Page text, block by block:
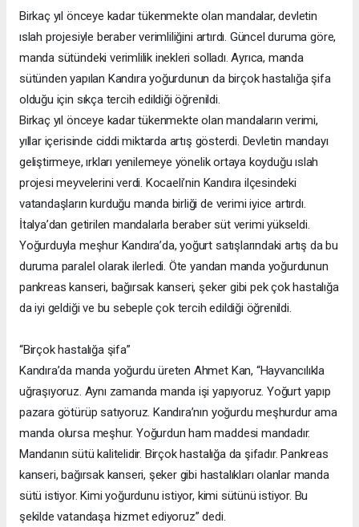
Birkaç yıl önceye kadar tükenmekte olan mandalar, devletin
ıslah projesiyle beraber verimliliğini artırdı. Güncel duruma göre,
manda sütündeki verimlilik inekleri solladı. Ayrıca, manda
sütünden yapılan Kandıra yoğurdunun da birçok hastalığa şifa
olduğu için sıkça tercih edildiği öğrenildi.
Birkaç yıl önceye kadar tükenmekte olan mandaların verimi,
yıllar içerisinde ciddi miktarda artış gösterdi. Devletin mandayı
geliştirmeye, ırkları yenilemeye yönelik ortaya koyduğu ıslah
projesi meyvelerini verdi. Kocaeli’nin Kandıra ilçesindeki
vatandaşların kurduğu manda birliği de verimi iyice artırdı.
İtalya’dan getirilen mandalarla beraber süt verimi yükseldi.
Yoğurduyla meşhur Kandıra’da, yoğurt satışlarındaki artış da bu
duruma paralel olarak ilerledi. Öte yandan manda yoğurdunun
pankreas kanseri, bağırsak kanseri, şeker gibi pek çok hastalığa
da iyi geldiği ve bu sebeple çok tercih edildiği öğrenildi.
“Birçok hastalığa şifa”
Kandıra’da manda yoğurdu üreten Ahmet Kan, “Hayvancılıkla
uğraşıyoruz. Aynı zamanda manda işi yapıyoruz. Yoğurt yapıp
pazara götürüp satıyoruz. Kandıra’nın yoğurdu meşhurdur ama
manda olursa meşhur. Yoğurdun ham maddesi mandadır.
Mandanın sütü kalitelidir. Birçok hastalığa da şifadır. Pankreas
kanseri, bağırsak kanseri, şeker gibi hastalıkları olanlar manda
sütü istiyor. Kimi yoğurdunu istiyor, kimi sütünü istiyor. Bu
şekilde vatandaşa hizmet ediyoruz” dedi.